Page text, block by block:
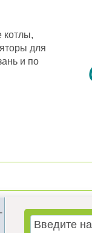
котлы,
для
и по